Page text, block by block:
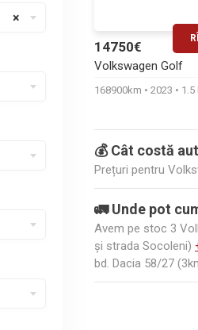
×
14750€
Volkswagen Golf
168900km 2023 1.5
💰 Cât costă
Prețuri pentru
🚛 Unde pot
Avem pe stoc 3
și strada Socoleni)
bd. Dacia 58/27